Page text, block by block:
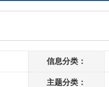
信息分类：
主题分类：